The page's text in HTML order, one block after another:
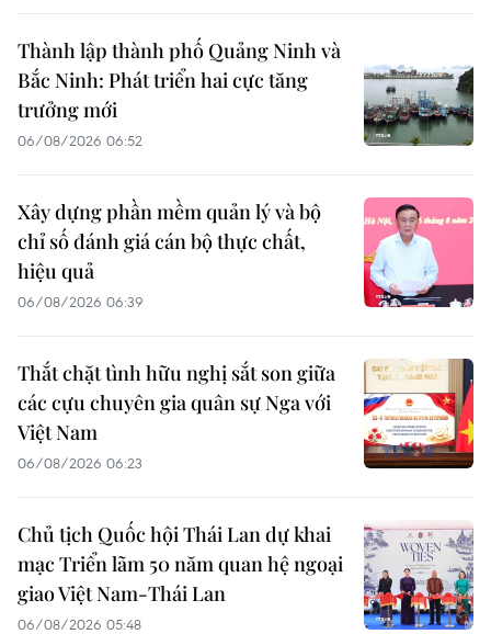
Thành lập thành phố Quảng Ninh và
Bắc Ninh: Phát triển hai cực tăng
trưởng mới
06/08/2026 06:52
Xây dựng phần mềm quản lý và bộ
chỉ số đánh giá cán bộ thực chất,
hiệu quả
06/08/2026 06:39
Thắt chặt tình hữu nghị sắt son giữa
các cựu chuyên gia quân sự Nga với
Việt Nam
06/08/2026 06:23
Chủ tịch Quốc hội Thái Lan dự khai
mạc Triển lãm 50 năm quan hệ ngoại
giao Việt Nam-Thái Lan
06/08/2026 05:48